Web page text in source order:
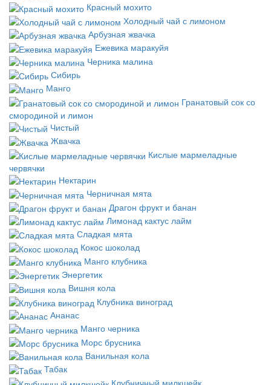
Красный мохито
Холодный чай с лимоном
Арбузная жвачка
Ежевика маракуйя
Черника малина
Сибирь
Манго
Гранатовый сок со
смородиной и лимон
Чистый
Жвачка
Кислые мармеладные
червячки
Нектарин
Черничная мята
Драгон фрукт и банан
Лимонад кактус лайм
Сладкая мята
Кокос шоколад
Манго клубника
Энергетик
Вишня кола
Клубника виноград
Ананас
Манго черника
Морс брусника
Ванильная кола
Табак
Клубничный милкшейк